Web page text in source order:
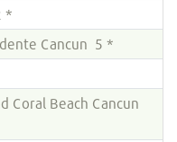
*
Cancun 5 *
Coral Beach Cancun